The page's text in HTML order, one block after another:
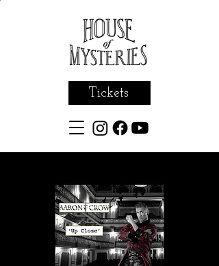
Tickets